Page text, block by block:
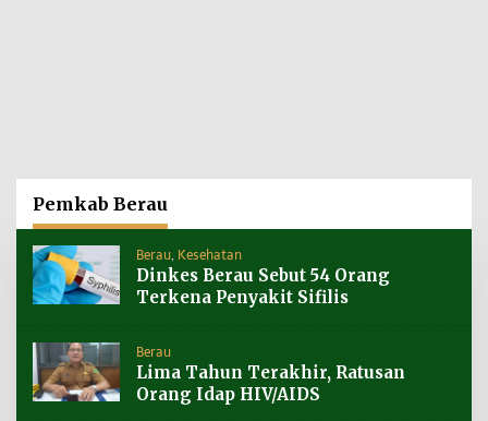
Pemkab Berau
Berau Kesehatan
Dinkes Berau Sebut 54 Orang
Terkena Penyakit Sifilis
Berau
Lima Tahun Terakhir, Ratusan
Orang Idap HIV/AIDS